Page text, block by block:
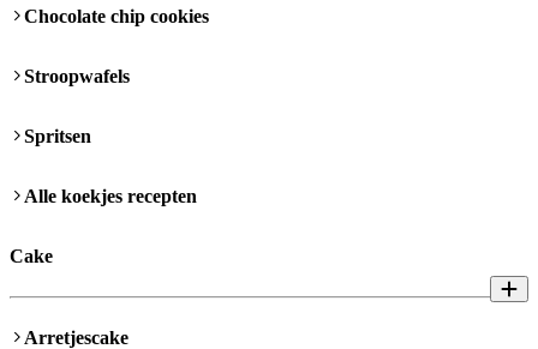
Chocolate chip cookies
Stroopwafels
Spritsen
Alle koekjes recepten
Cake
Arretjescake